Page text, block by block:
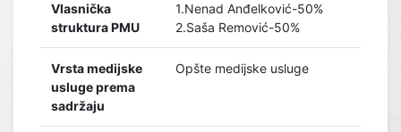
Vlasnička
struktura PMU
1.Nenad Anđelković-50%
2.Saša Remović-50%
Vrsta medijske
usluge prema
sadržaju
Opšte medijske usluge